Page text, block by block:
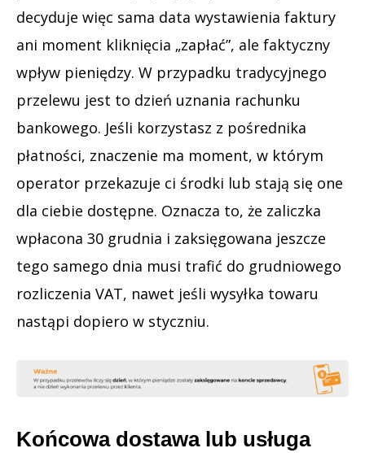
decyduje więc sama data wystawienia faktury
ani moment kliknięcia „zapłać”, ale faktyczny
wpływ pieniędzy. W przypadku tradycyjnego
przelewu jest to dzień uznania rachunku
bankowego. Jeśli korzystasz z pośrednika
płatności, znaczenie ma moment, w którym
operator przekazuje ci środki lub stają się one
dla ciebie dostępne. Oznacza to, że zaliczka
wpłacona 30 grudnia i zaksięgowana jeszcze
tego samego dnia musi trafić do grudniowego
rozliczenia VAT, nawet jeśli wysyłka towaru
nastąpi dopiero w styczniu.
Końcowa dostawa lub usługa